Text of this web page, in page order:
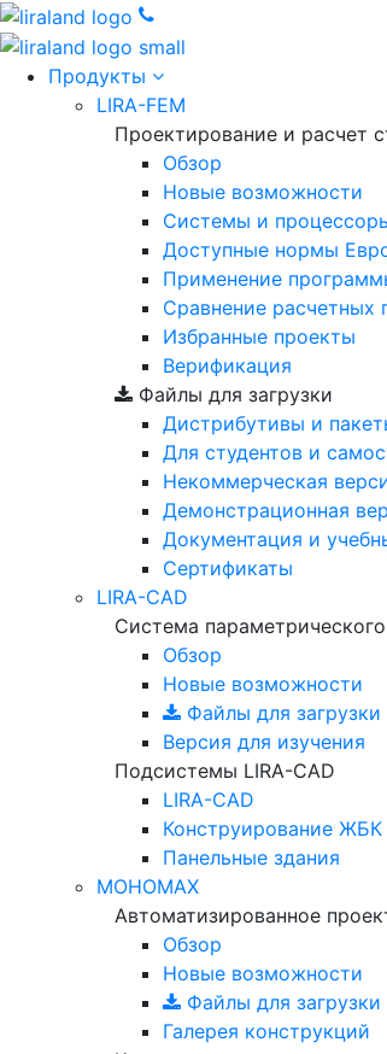
Продукты
LIRA-FEM
Проектирование и расчет
Обзор
Новые возможности
Cистемы и
Доступные нормы
Применение
Сравнение расчетных
Избранные проекты
Верификация
Файлы для загрузки
Дистрибутивы и
Для студентов и
Некоммерческая
Демонстрационная
Документация и
Сертификаты
LIRA-CAD
Система
Обзор
Новые возможности
Файлы для загрузки
Версия для изучения
Подсистемы LIRA-CAD
LIRA-CAD
Конструирование ЖБК
Панельные здания
МОНОМАХ
Автоматизированное
Обзор
Новые возможности
Файлы для загрузки
Галерея конструкций